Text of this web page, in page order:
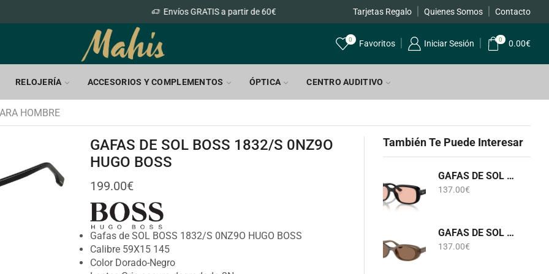
Envíos GRATIS a partir de 60€ Tarjetas Regalo Quienes Somos Contacto
0 Favoritos Iniciar Sesión 0 0.00€
RELOJERÍA ACCESORIOS Y COMPLEMENTOS ÓPTICA CENTRO AUDITIVO
HOMBRE
GAFAS DE SOL BOSS 1832/S 0NZ9O
HUGO BOSS
199.00€
Gafas de SOL BOSS 1832/S 0NZ9O HUGO BOSS
Calibre 59X15 145
Color Dorado-Negro
También Te Puede Interesar
GAFAS DE SOL RB 4421D 6677/84 RAY-BAN
137.00€
GAFAS DE SOL RB 4441D 6779/73 RAY-BAN
137.00€